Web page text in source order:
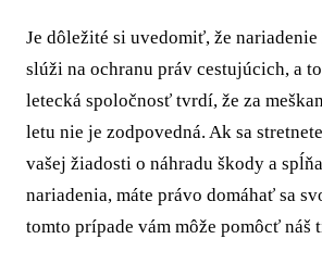
Je dôležité si uvedomiť, že
slúži na ochranu práv cestujúcich, a
letecká spoločnosť tvrdí, že za
letu nie je zodpovedná. Ak sa
vašej žiadosti o náhradu škody a
nariadenia, máte právo domáhať sa
tomto prípade vám môže pomôcť náš